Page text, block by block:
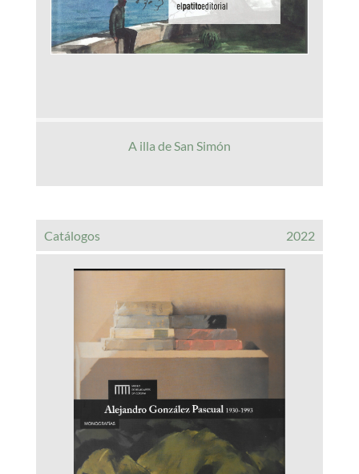
A illa de San Simón
Catálogos 2022